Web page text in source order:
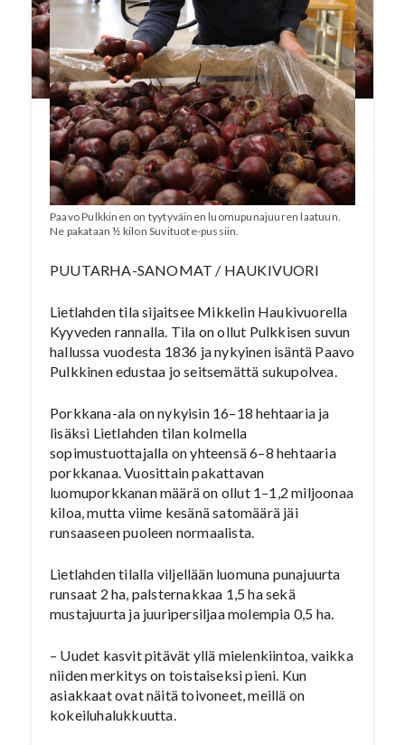
Paavo Pulkkinen on tyytyväinen luomupunajuuren laatuun.
Ne pakataan ½ kilon Suvituote-pussiin.
PUUTARHA-SANOMAT / HAUKIVUORI
Lietlahden tila sijaitsee Mikkelin Haukivuorella
Kyyveden rannalla. Tila on ollut Pulkkisen suvun
hallussa vuodesta 1836 ja nykyinen isäntä Paavo
Pulkkinen edustaa jo seitsemättä sukupolvea.
Porkkana-ala on nykyisin 16–18 hehtaaria ja
lisäksi Lietlahden tilan kolmella
sopimustuottajalla on yhteensä 6–8 hehtaaria
porkkanaa. Vuosittain pakattavan
luomuporkkanan määrä on ollut 1–1,2 miljoonaa
kiloa, mutta viime kesänä satomäärä jäi
runsaaseen puoleen normaalista.
Lietlahden tilalla viljellään luomuna punajuurta
runsaat 2 ha, palsternakkaa 1,5 ha sekä
mustajuurta ja juuripersiljaa molempia 0,5 ha.
– Uudet kasvit pitävät yllä mielenkiintoa, vaikka
niiden merkitys on toistaiseksi pieni. Kun
asiakkaat ovat näitä toivoneet, meillä on
kokeiluhalukkuutta.